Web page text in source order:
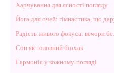
Харчування для ясності погляду
Йога для очей: гімнастика, що
Радість живого фокуса: вечори
Сон як головний біохак
Гармонія у кожному погляді